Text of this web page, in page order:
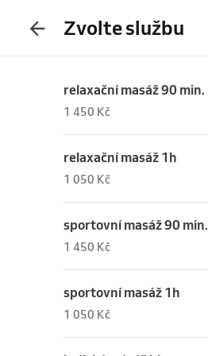
Zvolte službu
relaxační masáž 90 min.
1 450 Kč
relaxační masáž 1h
1 050 Kč
sportovní masáž 90 min.
1 450 Kč
sportovní masáž 1h
1 050 Kč